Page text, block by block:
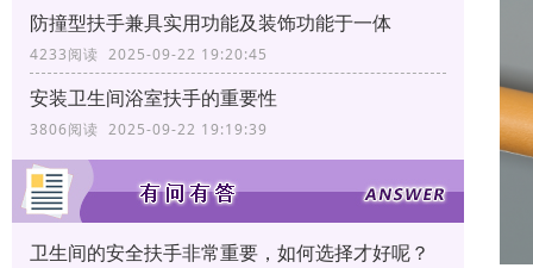
防撞型扶手兼具实用功能及装饰功能于一体
4233阅读 2025-09-22 19:20:45
安装卫生间浴室扶手的重要性
3806阅读 2025-09-22 19:19:39
卫生间的安全扶手非常重要，如何选择才好呢？